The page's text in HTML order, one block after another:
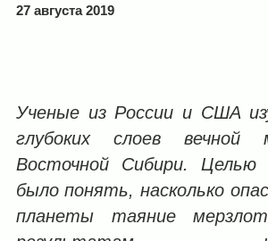
27 августа 2019
Ученые из России и США
глубоких слоев вечной
Восточной Сибири. Целью
было понять, насколько
планеты таяние